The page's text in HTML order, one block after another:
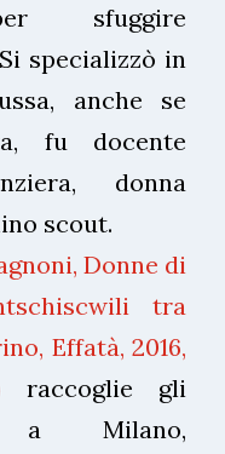
sfuggire
specializzò in
anche se
fu docente
donna
scout.
Donne di
tra
Effatà, 2016,
raccoglie gli
a Milano,